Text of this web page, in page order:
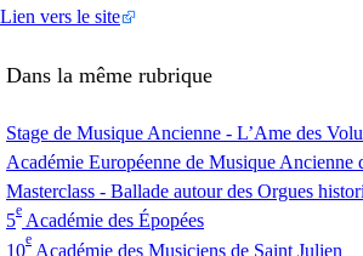
Lien vers le site
Dans la même rubrique
Stage de Musique Ancienne - L’Ame des
Académie Européenne de Musique Ancienne
Masterclass - Ballade autour des Orgues
5
e
Académie des Épopées
10
e
Académie des Musiciens de Saint Julien